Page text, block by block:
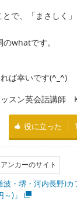
で、「まさしく
whatです。
ば幸いです(^_^)
スン英会話講師
役に立った 1
ンカーのサイト
波・堺・河内長野)
)」